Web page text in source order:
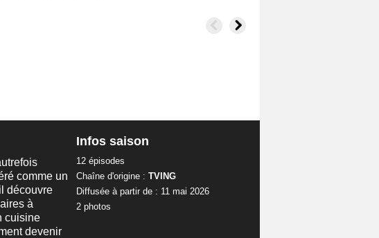
comme un
découvre
à
cuisine
devenir
Infos saison
12 épisodes
Chaîne d'origine : TVING
Diffusée à partir de : 11 mai 2026
2 photos